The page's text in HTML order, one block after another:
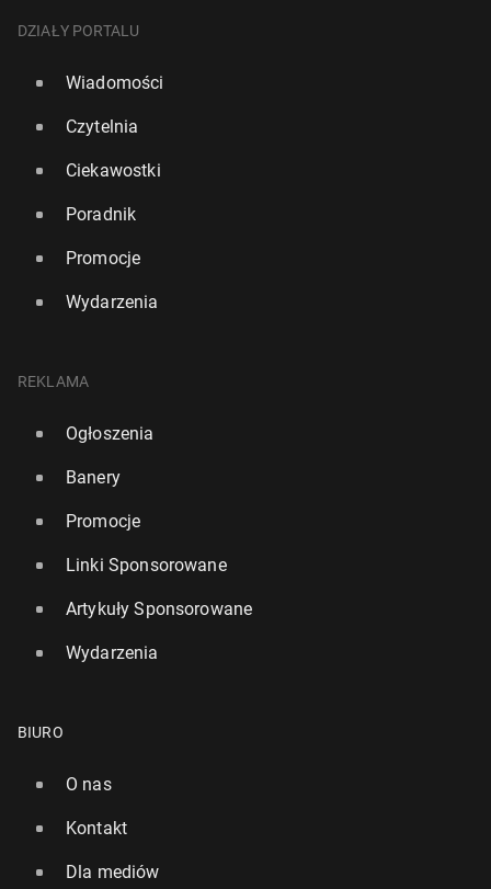
DZIAŁY PORTALU
Wiadomości
Czytelnia
Ciekawostki
Poradnik
Promocje
Wydarzenia
REKLAMA
Ogłoszenia
Banery
Promocje
Linki Sponsorowane
Artykuły Sponsorowane
Wydarzenia
BIURO
O nas
Kontakt
Dla mediów